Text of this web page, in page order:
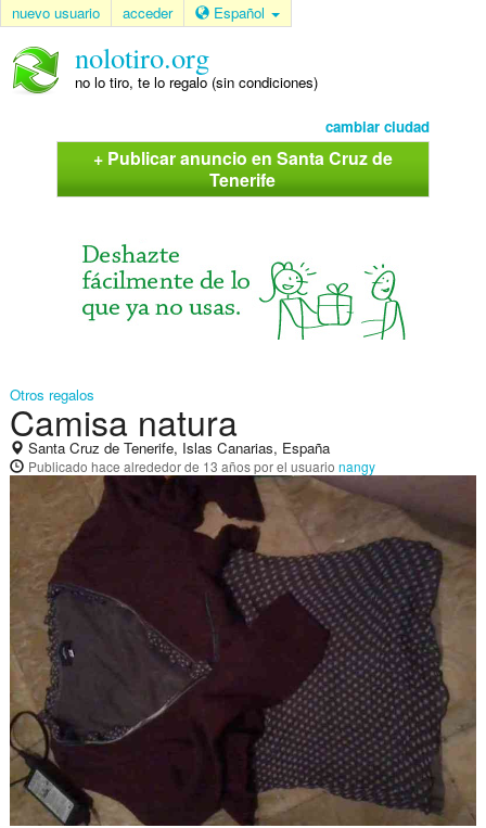
nuevo usuario acceder Español
nolotiro.org
no lo tiro, te lo regalo (sin condiciones)
cambiar ciudad
+ Publicar anuncio en Santa Cruz de
Tenerife
Otros regalos
Camisa natura
Santa Cruz de Tenerife, Islas Canarias, España
Publicado hace alrededor de 13 añospor el usuario nangy